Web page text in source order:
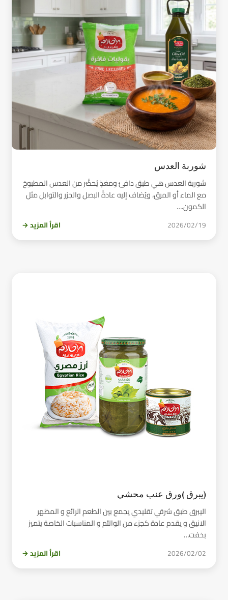
شوربة العدس
شوربة العدس هي طبق دافئ ومغذٍ يُحضَّر من العدس المطبوخ
مع الماء أو المرق، ويُضاف إليه عادةً البصل والجزر والتوابل مثل
الكمون.…
2026/02/19 اقرأ المزيد →
(يبرق )ورق عنب محشي
اليبرق طبق شرقي تقليدي يجمع بين الطعم الرائع و المظهر
الانيق و يقدم عادة كجزء من الواتئم و المناسبات الخاصة يتميز
بخفت…
2026/02/02 اقرأ المزيد →